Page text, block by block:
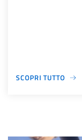
SCOPRI TUTTO